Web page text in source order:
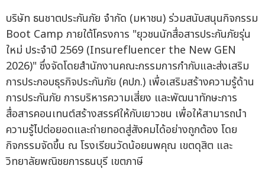
บริษัท ธนชาตประกันภัย จำกัด (มหาชน) ร่วมสนับสนุนกิจกรรม
Boot Camp ภายใต้โครงการ "ยุวชนนักสื่อสารประกันภัยรุ่น
ใหม่ ประจำปี 2569 (Insurefluencer the New GEN
2026)" ซึ่งจัดโดยสำนักงานคณะกรรมการกำกับและส่งเสริม
การประกอบธุรกิจประกันภัย (คปภ.) เพื่อเสริมสร้างความรู้ด้าน
การประกันภัย การบริหารความเสี่ยง และพัฒนาทักษะการ
สื่อสารคอนเทนต์สร้างสรรค์ให้กับเยาวชน เพื่อให้สามารถนำ
ความรู้ไปต่อยอดและถ่ายทอดสู่สังคมได้อย่างถูกต้อง โดย
กิจกรรมจัดขึ้น ณ โรงเรียนวัดน้อยนพคุณ เขตดุสิต และ
วิทยาลัยพณิชยการธนบุรี เขตภาษี